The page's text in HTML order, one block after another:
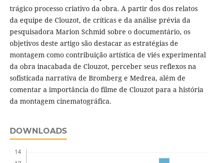
trágico processo criativo da obra. A partir dos dos relatos
da equipe de Clouzot, de críticas e da análise prévia da
pesquisadora Marion Schmid sobre o documentário, os
objetivos deste artigo são destacar as estratégias de
montagem como contribuição artística de viés experimental
da obra inacabada de Clouzot, perceber seus reflexos na
sofisticada narrativa de Bromberg e Medrea, além de
comentar a importância do filme de Clouzot para a história
da montagem cinematográfica.
DOWNLOADS